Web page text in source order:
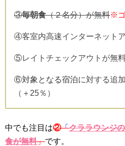
③毎朝食（２名分）が無料※ゴ
④客室内高速インターネット
⑤レイトチェックアウトが無
⑥対象となる宿泊に対する追
（＋25％）
中でも注目は②「クララウンジ
食が無料」です。